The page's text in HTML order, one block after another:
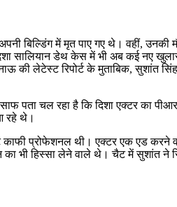
बि​ल्डिंग में मृत पाए गए थे। वहीं,
सालियान डेथ केस में भी अब कई नए
लेटेस्ट रिपोर्ट के मुताबिक, सुशांत
पता चल रहा है कि दिशा एक्टर का
रहे थे।
काफी प्रोफेशनल थी। एक्टर एक एड
हिस्सा लेने वाले थे। चैट में सुशांत ने